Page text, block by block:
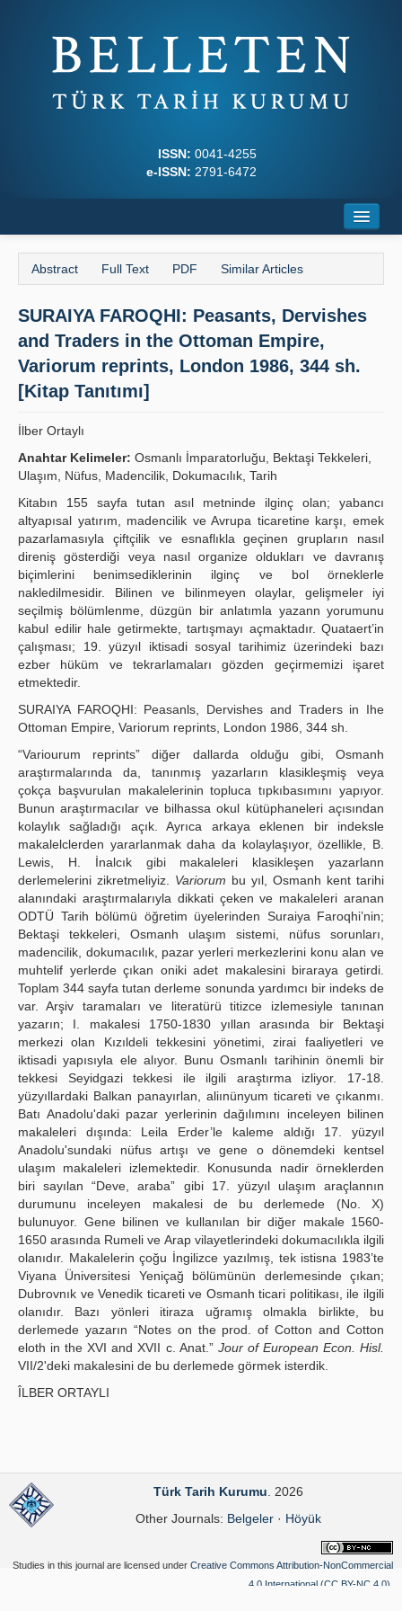
ISSN: 0041-4255
e-ISSN: 2791-6472
About
Journal Boards
Principles
Publication Policies
Guidelines
Contact Us
Abstract Full Text PDF Similar Articles
SURAIYA FAROQHI: Peasants, Dervishes
and Traders in the Ottoman Empire,
Variorum reprints, London 1986, 344 sh.
[Kitap Tanıtımı]
İlber Ortaylı
Anahtar Kelimeler: Osmanlı İmparatorluğu, Bektaşi Tekkeleri,
Ulaşım, Nüfus, Madencilik, Dokumacılık, Tarih
Kitabın 155 sayfa tutan asıl metninde ilginç olan; yabancı
altyapısal yatırım, madencilik ve Avrupa ticaretine karşı, emek
pazarlamasıyla çiftçilik ve esnaflıkla geçinen grupların nasıl
direniş gösterdiği veya nasıl organize oldukları ve davranış
biçimlerini benimsediklerinin ilginç ve bol örneklerle
nakledilmesidir. Bilinen ve bilinmeyen olaylar, gelişmeler iyi
seçilmiş bölümlenme, düzgün bir anlatımla yazann yorumunu
kabul edilir hale getirmekte, tartışmayı açmaktadır. Quataert’in
çalışması; 19. yüzyıl iktisadi sosyal tarihimiz üzerindeki bazı
ezber hüküm ve tekrarlamaları gözden geçirmemizi işaret
etmektedir.
SURAIYA FAROQHI: Peasanls, Dervishes and Traders in Ihe
Ottoman Empire, Variorum reprints, London 1986, 344 sh.
“Variourum reprints” diğer dallarda olduğu gibi, Osmanh
araştırmalarında da, tanınmış yazarların klasikleşmiş veya
çokça başvurulan makalelerinin topluca tıpkıbasımını yapıyor.
Bunun araştırmacılar ve bilhassa okul kütüphaneleri açısından
kolaylık sağladığı açık. Ayrıca arkaya eklenen bir indeksle
makalelclerden yararlanmak daha da kolaylaşıyor, özellikle, B.
Lewis, H. İnalcık gibi makaleleri klasikleşen yazarlann
derlemelerini zikretmeliyiz. Variorum bu yıl, Osmanh kent tarihi
alanındaki araştırmalarıyla dikkati çeken ve makaleleri aranan
ODTÜ Tarih bölümü öğretim üyelerinden Suraiya Faroqhi’nin;
Bektaşi tekkeleri, Osmanh ulaşım sistemi, nüfus sorunları,
madencilik, dokumacılık, pazar yerleri merkezlerini konu alan ve
muhtelif yerlerde çıkan oniki adet makalesini biraraya getirdi.
Toplam 344 sayfa tutan derleme sonunda yardımcı bir indeks de
var. Arşiv taramaları ve literatürü titizce izlemesiyle tanınan
yazarın; I. makalesi 1750-1830 yıllan arasında bir Bektaşi
merkezi olan Kızıldeli tekkesini yönetimi, zirai faaliyetleri ve
iktisadi yapısıyla ele alıyor. Bunu Osmanlı tarihinin önemli bir
tekkesi Seyidgazi tekkesi ile ilgili araştırma izliyor. 17-18.
yüzyıllardaki Balkan panayırlan, aliınünyum ticareti ve çıkanmı.
Batı Anadolu'daki pazar yerlerinin dağılımını inceleyen bilinen
makaleleri dışında: Leila Erder’le kaleme aldığı 17. yüzyıl
Anadolu'sundaki nüfus artışı ve gene o dönemdeki kentsel
ulaşım makaleleri izlemektedir. Konusunda nadir örneklerden
biri sayılan “Deve, araba” gibi 17. yüzyıl ulaşım araçlannın
durumunu inceleyen makalesi de bu derlemede (No. X)
bulunuyor. Gene bilinen ve kullanılan bir diğer makale 1560-
1650 arasında Rumeli ve Arap vilayetlerindeki dokumacılıkla ilgili
olanıdır. Makalelerin çoğu İngilizce yazılmış, tek istisna 1983’te
Viyana Üniversitesi Yeniçağ bölümünün derlemesinde çıkan;
Dubrovnık ve Venedik ticareti ve Osmanh ticari politikası, ile ilgili
olanıdır. Bazı yönleri itiraza uğramış olmakla birlikte, bu
derlemede yazarın “Notes on the prod. of Cotton and Cotton
eloth in the XVI and XVII c. Anat.” Jour of European Econ. Hisl.
VII/2'deki makalesini de bu derlemede görmek isterdik.
ÎLBER ORTAYLI
Türk Tarih Kurumu . 2026
Other Journals: Belgeler· Höyük
Studies in this journal are licensed under Creative Commons Attribution-NonCommercial
4.0 International (CC BY-NC 4.0)